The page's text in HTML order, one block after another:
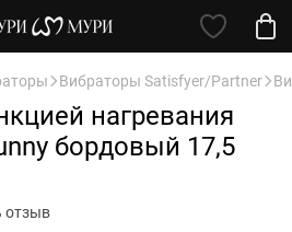
Вибраторы Satisfyer/Partner
нагревания
бордовый 17,5
отзыв